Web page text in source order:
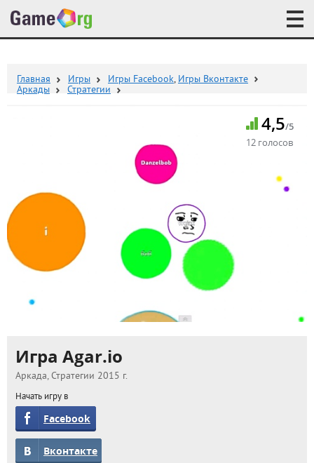
Главная Игры Игры Facebook, Игры Вконтакте
Аркады
Стратегии
4,5/5
12 голосов
Игра Agar.io
Аркада, Стратегии 2015 г.
Начать игру в
Facebook
Вконтакте